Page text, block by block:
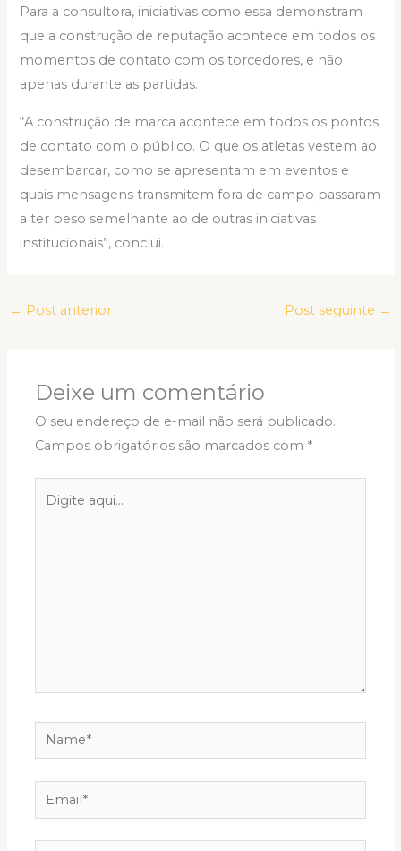
Para a consultora, iniciativas como essa demonstram
que a construção de reputação acontece em todos os
momentos de contato com os torcedores, e não
apenas durante as partidas.
“A construção de marca acontece em todos os pontos
de contato com o público. O que os atletas vestem ao
desembarcar, como se apresentam em eventos e
quais mensagens transmitem fora de campo passaram
a ter peso semelhante ao de outras iniciativas
institucionais”, conclui.
← Post anterior Post seguinte →
Deixe um comentário
O seu endereço de e-mail não será publicado.
Campos obrigatórios são marcados com *
aqui...
Name*
Email*